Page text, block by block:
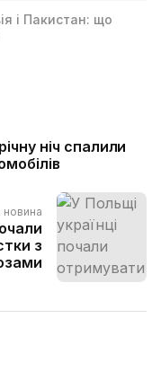
і Пакистан: що
ніч спалили
новина
з